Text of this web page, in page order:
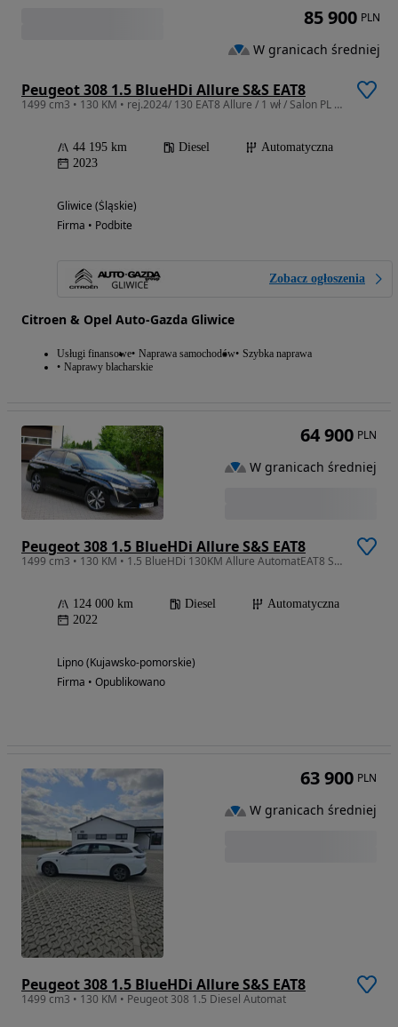
Peugeot 308 1.5 BlueHDi Allure S&S EAT8
1499 cm3 • 130 KM • rej.2024/ 130 EAT8 Allure / 1 wł / Salon PL / Bezwypadkowy / F-Vat23%
44 195 km Diesel
Automatyczna
2023
Gliwice (Śląskie)
Firma • Podbite
Zobacz ogłoszenia
Citroen & Opel Auto-Gazda Gliwice
Usługi finansowe Naprawa samochodów Szybka naprawa
Naprawy blacharskie
85 900 PLN
W granicach średniej
Peugeot 308 1.5 BlueHDi Allure S&S EAT8
1499 cm3 • 130 KM • 1.5 BlueHDi 130KM Allure AutomatEAT8 SW I Właściciel Serwisowany FV23%
124 000 km Diesel
Automatyczna
2022
Lipno (Kujawsko-pomorskie)
Firma • Opublikowano
64 900 PLN
W granicach średniej
Peugeot 308 1.5 BlueHDi Allure S&S EAT8
1499 cm3 • 130 KM • Peugeot 308 1.5 Diesel Automat
63 900 PLN
W granicach średniej